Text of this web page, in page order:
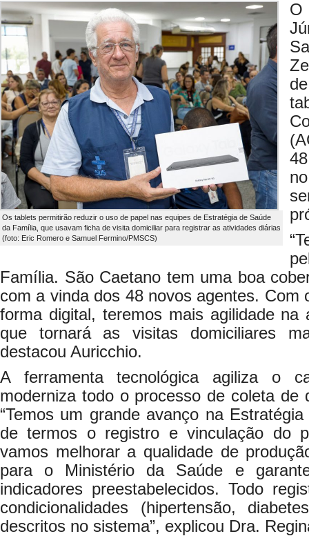
Os tablets permitirão reduzir o uso de papel nas equipes de Estratégia de Saúde
da Família, que usavam ficha de visita domiciliar para registrar as atividades diárias
(foto: Eric Romero e Samuel Fermino/PMSCS)
O
Família. São Caetano tem uma boa
com a vinda dos 48 novos agentes. Com
forma digital, teremos mais agilidade na
que tornará as visitas domiciliares
destacou Auricchio.
A ferramenta tecnológica agiliza o
moderniza todo o processo de coleta de
“Temos um grande avanço na
de termos o registro e vinculação do
vamos melhorar a qualidade de
para o Ministério da Saúde e
indicadores preestabelecidos. Todo
condicionalidades (hipertensão,
descritos no sistema”, explicou Dra.